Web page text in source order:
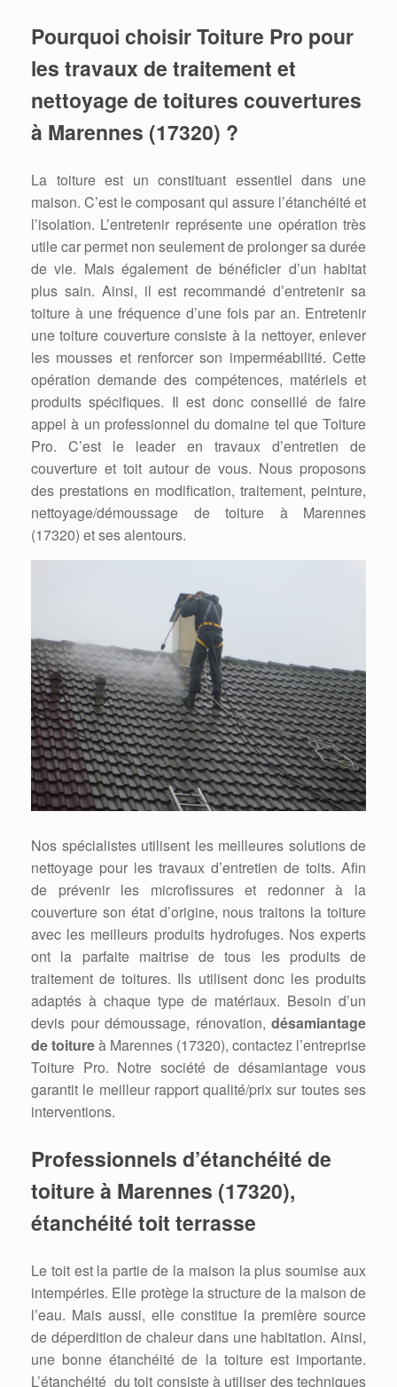
Pourquoi choisir Toiture Pro pour
les travaux de traitement et
nettoyage de toitures couvertures
à Marennes (17320) ?
La toiture est un constituant essentiel dans une
maison. C’est le composant qui assure l’étanchéité et
l’isolation. L’entretenir représente une opération très
utile car permet non seulement de prolonger sa durée
de vie. Mais également de bénéficier d’un habitat
plus sain. Ainsi, il est recommandé d’entretenir sa
toiture à une fréquence d’une fois par an. Entretenir
une toiture couverture consiste à la nettoyer, enlever
les mousses et renforcer son imperméabilité. Cette
opération demande des compétences, matériels et
produits spécifiques. Il est donc conseillé de faire
appel à un professionnel du domaine tel que Toiture
Pro. C’est le leader en travaux d’entretien de
couverture et toit autour de vous. Nous proposons
des prestations en modification, traitement, peinture,
nettoyage/démoussage de toiture à Marennes
(17320) et ses alentours.
Nos spécialistes utilisent les meilleures solutions de
nettoyage pour les travaux d’entretien de toits. Afin
de prévenir les microfissures et redonner à la
couverture son état d’origine, nous traitons la toiture
avec les meilleurs produits hydrofuges. Nos experts
ont la parfaite maitrise de tous les produits de
traitement de toitures. Ils utilisent donc les produits
adaptés à chaque type de matériaux. Besoin d’un
devis pour démoussage, rénovation, désamiantage
de toitureà Marennes (17320), contactez l’entreprise
Toiture Pro. Notre société de désamiantage vous
garantit le meilleur rapport qualité/prix sur toutes ses
interventions.
Professionnels d’étanchéité de
toiture à Marennes (17320),
étanchéité toit terrasse
Le toit est la partie de la maison la plus soumise aux
intempéries. Elle protège la structure de la maison de
l’eau. Mais aussi, elle constitue la première source
de déperdition de chaleur dans une habitation. Ainsi,
une bonne étanchéité de la toiture est importante.
L’étanchéité du toit consiste à utiliser des techniques